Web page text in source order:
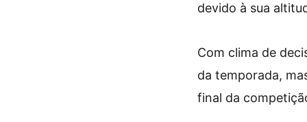
devido à sua
Com clima de
da temporada,
final da